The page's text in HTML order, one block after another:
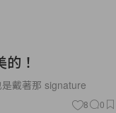
！
戴著那 signature
8 0